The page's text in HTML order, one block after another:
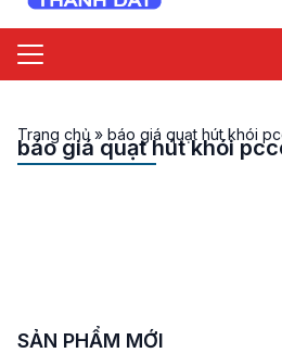
Trang chủ » báo giá quạt hút khói
báo giá quạt hút khói
SẢN PHẨM MỚI